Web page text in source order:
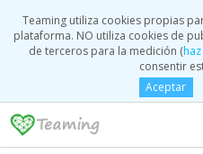
Teaming utiliza cookies propias
plataforma. NO utiliza cookies de
de terceros para la medición (
consentir
Aceptar